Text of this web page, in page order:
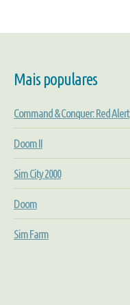
Mais populares
Command & Conquer: Red Alert
Doom II
Sim City 2000
Doom
Sim Farm